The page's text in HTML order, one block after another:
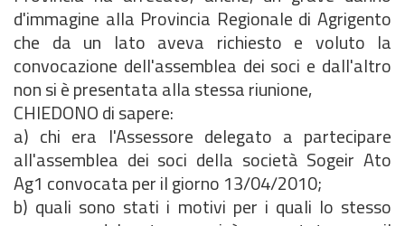
d'immagine alla Provincia Regionale di Agrigento
che da un lato aveva richiesto e voluto la
convocazione dell'assemblea dei soci e dall'altro
non si è presentata alla stessa riunione,
CHIEDONO di sapere:
a) chi era l'Assessore delegato a partecipare
all'assemblea dei soci della società Sogeir Ato
Ag1 convocata per il giorno 13/04/2010;
b) quali sono stati i motivi per i quali lo stesso